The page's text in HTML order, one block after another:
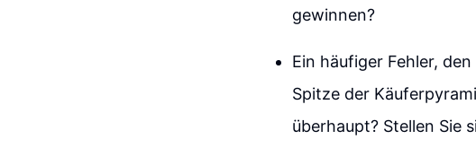
gewinnen?
Ein häufiger Fehler,
Spitze der
überhaupt? Stellen Sie